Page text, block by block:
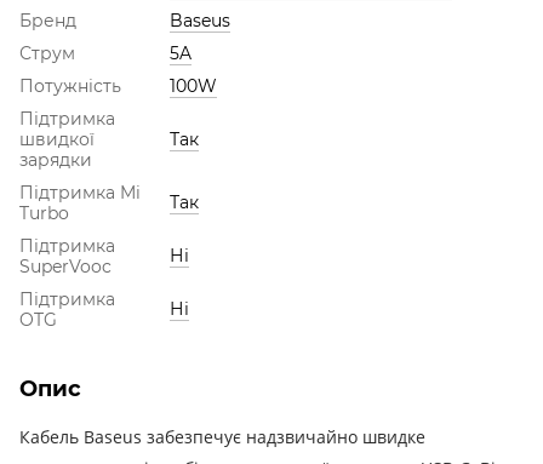
Бренд
Baseus
Струм
5A
Потужність
100W
Підтримка
швидкої
зарядки
Так
Підтримка Mi
Turbo
Так
Підтримка
SuperVooc
Ні
Підтримка
OTG
Ні
Опис
Кабель Baseus забезпечує надзвичайно швидке